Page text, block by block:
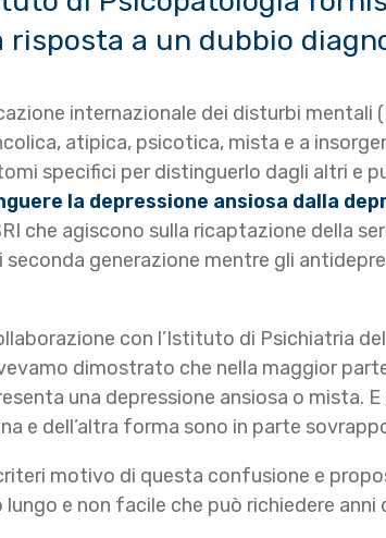
a un dubbio
internazionale dei disturbi
atipica, psicotica, mista e a
specifici per distinguerlo dagli altri e
la depressione ansiosa dalla
che agiscono sulla ricaptazione della
generazione mentre gli
con l’Istituto di Psichiatria
dimostrato che nella maggior
una depressione ansiosa o mista.
e dell’altra forma sono in parte
motivo di questa confusione e
e non facile che può richiedere anni